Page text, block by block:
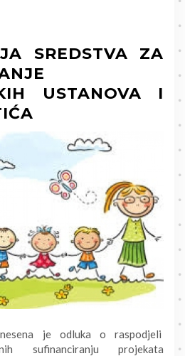
SREDSTVA ZA
USTANOVA I
je odluka o raspodjeli
sufinanciranju projekata